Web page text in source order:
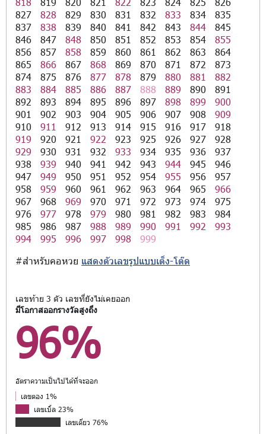
827
828 829 830 831 832 833 834
835
837
838 839 840 841 842 843 844
845
846
847 848 850 851 852 853 854
855
856
857 858 859 860 861 862 863
864
865
866 867 868 869 870 871 872
873
874
875 876 877 878 879 880 881
882
883
884 885 886 887 888 889 890
891
892
893 894 895 896 897 898 899
900
901
902 903 904 905 906 907 908
909
910
911 912 913 914 915 916 917
918
919
920 921 922 923 925 926 927
928
929
930 931 932 933 934 935 936
937
938
939 940 941 942 943 944 945
946
947
949 950 951 952 954 955 956
957
958
959 960 961 962 963 964 965
966
967
968 969 970 971 972 973 974
975
976
977 978 979 980 981 982 983
984
985
986 987 988 989 990 991 992
993
994
995 996 997 998
999
#สำหรับคอหวย แสดงตัวเลขรูปแบบเต็ง-โต๊ด
เลขท้าย 3 ตัว เลขที่ยังไม่เคยออก
มีโอกาสออกรางวัลสูงถึง
96%
อัตราความเป็นไปได้ที่จะออก
เลขตอง 1%
เลขเบิ้ล 23%
เลขเดี่ยว 76%